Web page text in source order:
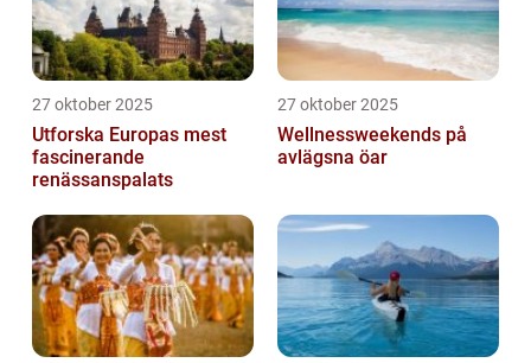
27 oktober 2025
Utforska Europas mest
fascinerande
renässanspalats
27 oktober 2025
Wellnessweekends på
avlägsna öar